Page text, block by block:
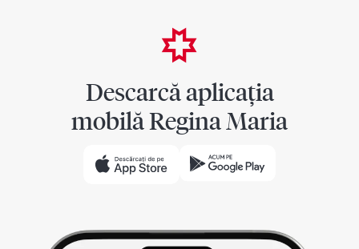
Descarcă aplicația
mobilă Regina Maria